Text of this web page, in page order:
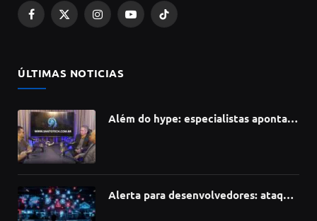
Facebook
X
InstagramYouTubeTikTok
ÚLTIMAS NOTICIAS
Além do hype: especialistas apontam
Alerta para desenvolvedores: ataque